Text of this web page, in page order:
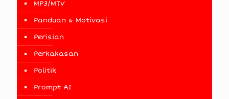
MP3/MTV
Panduan & Motivasi
Perisian
Perkakasan
Politik
Prompt AI